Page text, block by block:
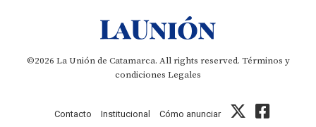
©2026 La Unión de Catamarca. All rights reserved. Términos y
condiciones Legales
Contacto Institucional Cómo anunciar